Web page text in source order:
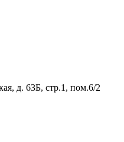
д. 63Б, стр.1, пом.6/2